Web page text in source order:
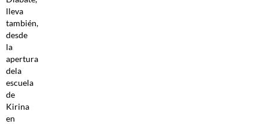
lleva
también,
desde
la
apertura
dela
escuela
de
Kirina
en